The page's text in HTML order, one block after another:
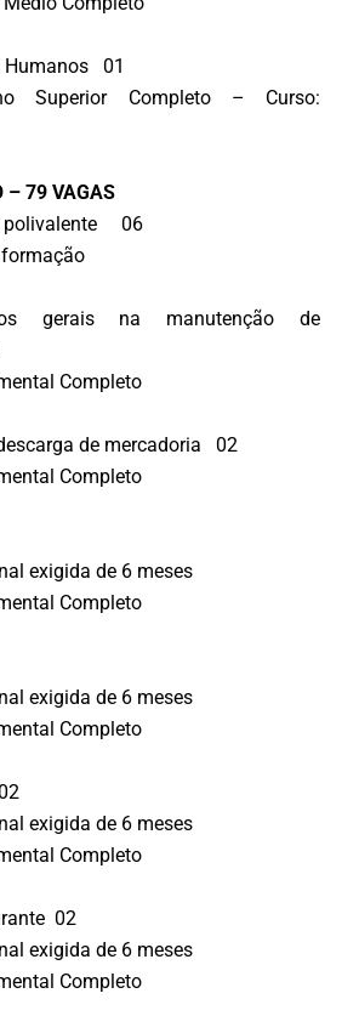
Humanos 01
Superior Completo – Curso:
– 79 VAGAS
polivalente 06
gerais na manutenção de
Completo
de mercadoria 02
Completo
exigida de 6 meses
Completo
exigida de 6 meses
Completo
02
exigida de 6 meses
Completo
02
exigida de 6 meses
Completo